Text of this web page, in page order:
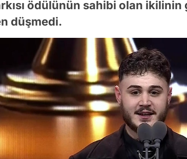
ödülünün sahibi olan
düşmedi.